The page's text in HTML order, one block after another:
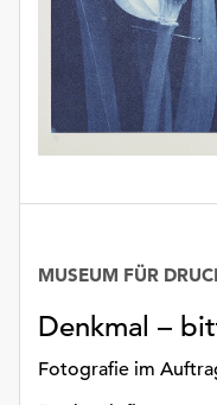
Impressum
Denkmal –
Fotografie im
MUSEUM FÜR